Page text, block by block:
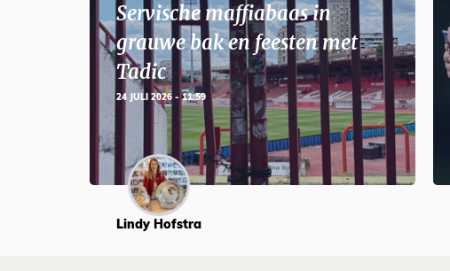
Servische maffiabaas in
grauwe bak en feesten met
Tadic
24 JULI 2026 - 11:59
Lindy Hofstra